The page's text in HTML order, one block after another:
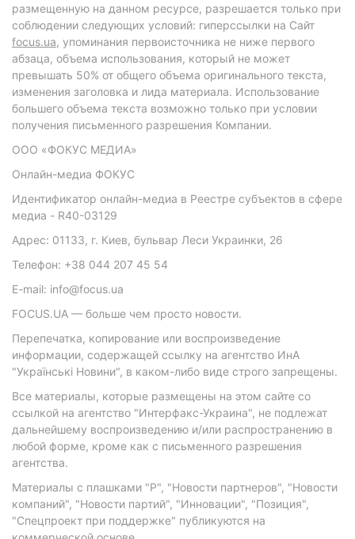
размещенную на данном ресурсе, разрешается только при
соблюдении следующих условий: гиперссылки на Сайт
focus.ua, упоминания первоисточника не ниже первого
абзаца, объема использования, который не может
превышать 50% от общего объема оригинального текста,
изменения заголовка и лида материала. Использование
большего объема текста возможно только при условии
получения письменного разрешения Компании.
ООО «ФОКУС МЕДИА»
Онлайн-медиа ФОКУС
Идентификатор онлайн-медиа в Реестре субъектов в сфере
медиа - R40-03129
Адрес: 01133, г. Киев, бульвар Леси Украинки, 26
Телефон: +38 044 207 45 54
E-mail: info@focus.ua
FOCUS.UA — больше чем просто новости.
Перепечатка, копирование или воспроизведение
информации, содержащей ссылку на агентство ИнА
"Українські Новини", в каком-либо виде строго запрещены.
Все материалы, которые размещены на этом сайте со
ссылкой на агентство "Интерфакс-Украина", не подлежат
дальнейшему воспроизведению и/или распространению в
любой форме, кроме как с письменного разрешения
агентства.
Материалы с плашками "Р", "Новости партнеров", "Новости
компаний", "Новости партий", "Инновации", "Позиция",
"Спецпроект при поддержке" публикуются на